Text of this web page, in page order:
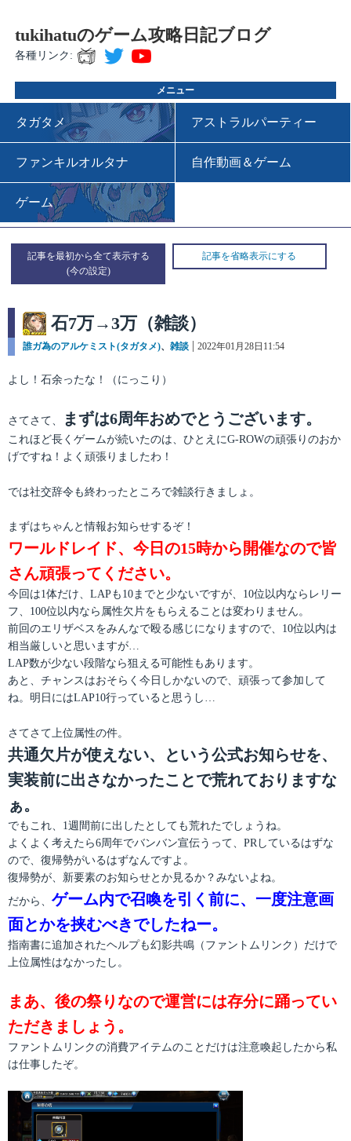
tukihatuのゲーム攻略日記ブログ
各種リンク:
メニュー
タガタメ アストラルパーティー
ファンキルオルタナ 自作動画＆ゲーム
ゲーム
記事を最初から全て表示する 記事を省略表示にする
石7万→3万（雑談）
カ
誰ガ為のアルケミスト(タガタメ)、 雑談
投
2022年01月28日11:54
よし！石余ったな！（にっこり）
さてさて、 まずは6周年おめでとうございます。
これほど長くゲームが続いたのは、ひとえにG-ROWの頑張りのおか
げですね！よく頑張りましたわ！
では社交辞令も終わったところで雑談行きましょ。
まずはちゃんと情報お知らせするぞ！
ワールドレイド、今日の15時から開催なので皆
さん頑張ってください。
今回は1体だけ、LAPも10までと少ないですが、10位以内ならレリー
フ、100位以内なら属性欠片をもらえることは変わりません。
前回のエリザベスをみんなで殴る感じになりますので、10位以内は
相当厳しいと思いますが…
LAP数が少ない段階なら狙える可能性もあります。
あと、チャンスはおそらく今日しかないので、頑張って参加して
ね。明日にはLAP10行っていると思うし…
さてさて上位属性の件。
共通欠片が使えない、という公式お知らせを、
実装前に出さなかったことで荒れておりますな
ぁ。
でもこれ、1週間前に出したとしても荒れたでしょうね。
よくよく考えたら6周年でバンバン宣伝うって、PRしているはずな
ので、復帰勢がいるはずなんですよ。
復帰勢が、新要素のお知らせとか見るか？みないよね。
だから、 ゲーム内で召喚を引く前に、一度注意画
面とかを挟むべきでしたねー。
指南書に追加されたヘルプも幻影共鳴（ファントムリンク）だけで
上位属性はなかったし。
まあ、後の祭りなので運営には存分に踊ってい
ただきましょう。
ファントムリンクの消費アイテムのことだけは注意喚起したから私
は仕事したぞ。